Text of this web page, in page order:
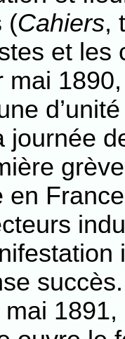
(Cahiers,
et les
mai
journée
en
succès.
mai